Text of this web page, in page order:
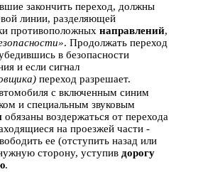
закончить переход, должны
линии, разделяющей
противоположных направлений,
. Продолжать переход
в безопасности
и если сигнал
переход разрешает.
с включенным синим
и специальным звуковым
обязаны воздержаться от перехода
на проезжей части -
ее (отступить назад или
сторону, уступив дорогу
.